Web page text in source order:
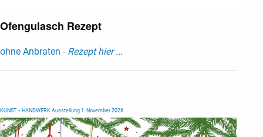
Ofengulasch Rezept
ohne Anbraten - Rezept hier ...
KUNST + HANDWERK Ausstellung 1. November 2026